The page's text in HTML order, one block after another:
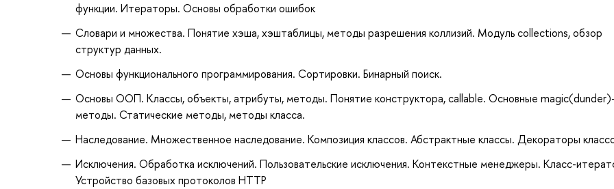
функции. Итераторы. Основы обработки ошибок
Словари и множества. Понятие хэша, хэштаблицы, методы разрешения коллизий. Модуль collections, обзор
структур данных.
Основы функционального программирования. Сортировки. Бинарный поиск.
Основы ООП. Классы, объекты, атрибуты, методы. Понятие конструктора, callable. Основные magic(dunder)-
методы. Статические методы, методы класса.
Наследование. Множественное наследование. Композиция классов. Абстрактные классы. Декораторы
Исключения. Обработка исключений. Пользовательские исключения. Контекстные менеджеры. Класс-
Устройство базовых протоколов HTTP